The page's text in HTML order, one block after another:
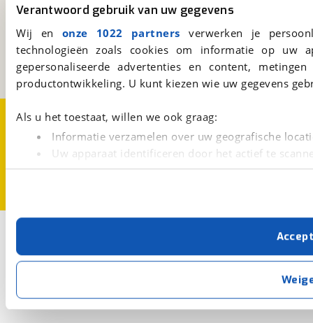
Verantwoord gebruik van uw gegevens
Wij en onze 1022 partners verwerken je
technologieën zoals cookies om informatie op
gepersonaliseerde advertenties en content,
productontwikkeling. U kunt kiezen wie uw gegevens
Als u het toestaat, willen we ook graag:
Informatie verzamelen over uw geografische
Uw apparaat identificeren door het actief te
Lees meer over hoe uw persoonlijke gegevens worden
Met cookies en vergelijkbare technieken zorgen we
cookies zorgen ervoor dat de website goed werkt.
verbeteren. We tonen je graag relevante advertenties
buiten onze website volgt – uiteraard op
. Als je weigert, plaatsen we alleen
kun je later altijd aanpassen via devoorkeurenpagina.
viaBOVAG.nl
Kosterijland15
3981 AJ
Bunnik
Een initiatief van
BOVAG
Over viaBOVAG.nlDisclaimer- en Privacyverklaring